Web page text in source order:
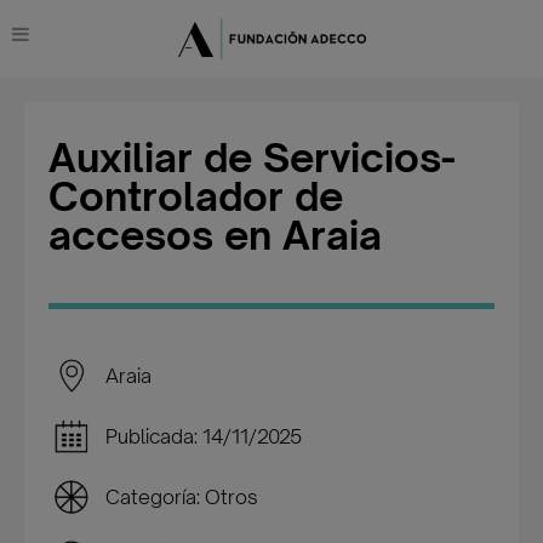
Auxiliar de Servicios-
Controlador de
accesos en Araia
Araia
Publicada: 14/11/2025
Categoría: Otros